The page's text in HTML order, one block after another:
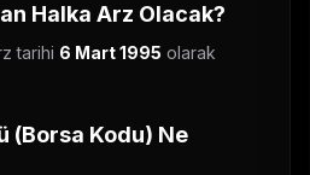
Halka Arz Olacak?
tarihi 6 Mart 1995 olarak
(Borsa Kodu) Ne